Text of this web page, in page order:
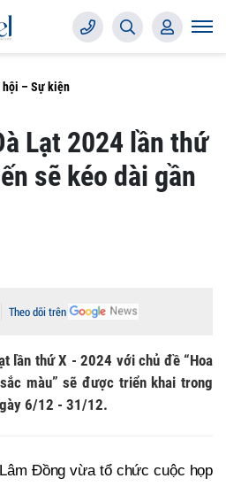
hội – Sự kiện
Lạt 2024 lần thứ
sẽ kéo dài gần
Theo dõi trên
lần thứ X - 2024 với chủ đề “Hoa
màu” sẽ được triển khai trong
6/12 - 31/12.
Đồng vừa tổ chức cuộc họp